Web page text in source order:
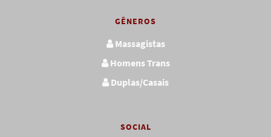
GÊNEROS
Massagistas
Homens Trans
Duplas/Casais
SOCIAL